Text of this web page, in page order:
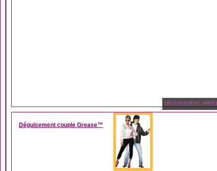
DÉGUISEMENT
Déguisement couple Grease™